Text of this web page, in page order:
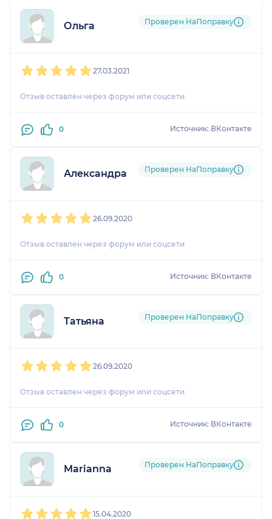
Ольга Проверен НаПоправку
27.03.2021
Отзыв оставлен через форум или соцсети
0 Источник: ВКонтакте
Александра Проверен НаПоправку
26.09.2020
Отзыв оставлен через форум или соцсети
0 Источник: ВКонтакте
Татьяна Проверен НаПоправку
26.09.2020
Отзыв оставлен через форум или соцсети
0 Источник: ВКонтакте
Marianna Проверен НаПоправку
15.04.2020